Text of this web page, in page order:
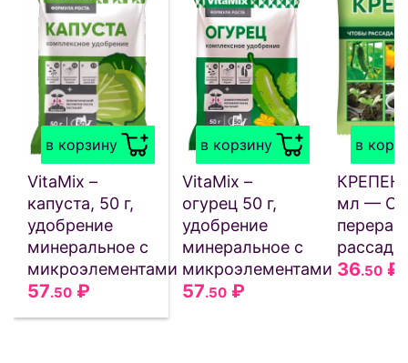
в корзину
VitaMix –
капуста, 50 г,
удобрение
минеральное с
микроэлементами
57.50 ₽
в корзину
VitaMix –
огурец 50 г,
удобрение
минеральное с
микроэлементами
57.50 ₽
в
мл — От
36.50 ₽